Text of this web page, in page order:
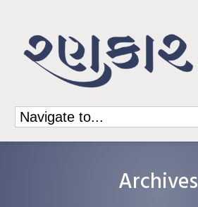
Archives